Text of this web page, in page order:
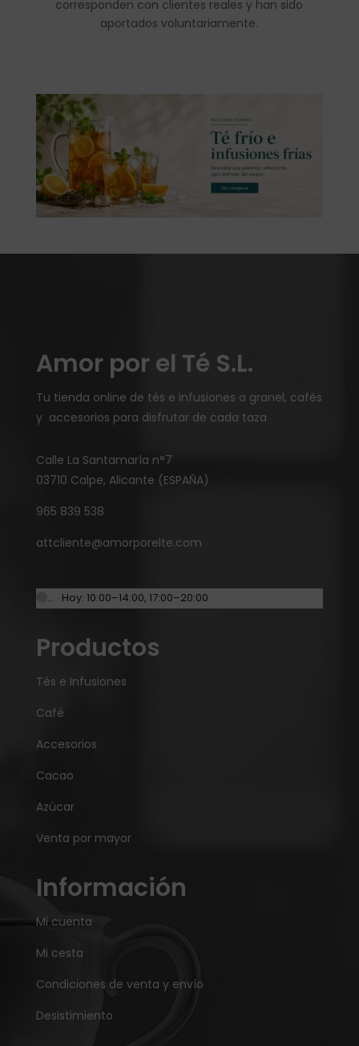
corresponden con clientes reales y han sido
aportados voluntariamente.
Amor por el Té S.L.
Tu tienda online de tés e infusiones a granel, cafés
y accesorios para disfrutar de cada taza
Calle La Santamaría n°7
03710 Calpe, Alicante (ESPAÑA)
965 839 538
attcliente@amorporelte.com
… · Hoy: 10:00–14:00, 17:00–20:00
Productos
Tés e Infusiones
Café
Accesorios
Cacao
Azúcar
Venta por mayor
Información
Mi cuenta
Mi cesta
Condiciones de venta y envío
Desistimiento